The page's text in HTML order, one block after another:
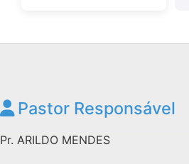
Pastor Responsável
Pr. ARILDO MENDES